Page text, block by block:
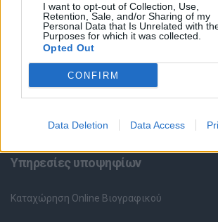
I want to opt-out of Collection, Use,
Retention, Sale, and/or Sharing of my
Personal Data that Is Unrelated with
Purposes for which it was collected.
Opted Out
CONFIRM
Data Deletion Data Access
Όλες οι Θέσεις Εργασίας
Θέσεις Εργασίας ανά Ειδικότητα
Θέσεις Εργασίας ανά Εταιρεία
Κέντρο Βοήθειας
Υπηρεσίες υποψηφίων
Καταχώρηση Online Βιογραφικού